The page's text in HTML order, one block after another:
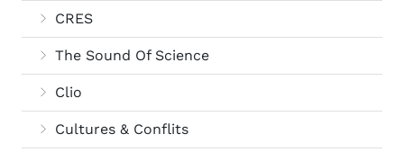
CRES
The Sound Of Science
Clio
Cultures & Conflits